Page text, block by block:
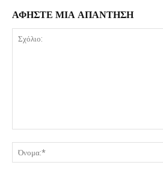
ΑΦΗΣΤΕ ΜΙΑ ΑΠΑΝΤΗΣΗ